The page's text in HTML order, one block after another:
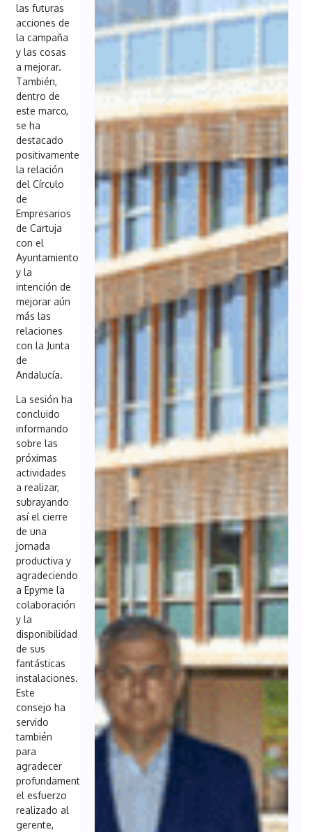
las futuras
acciones de
la campaña
y las cosas
a mejorar.
También,
dentro de
este marco,
se ha
destacado
positivamente
la relación
del Círculo
de
Empresarios
de Cartuja
con el
Ayuntamiento
y la
intención de
mejorar aún
más las
relaciones
con la Junta
de
Andalucía.
La sesión ha
concluido
informando
sobre las
próximas
actividades
a realizar,
subrayando
así el cierre
de una
jornada
productiva y
agradeciendo
a Epyme la
colaboración
y la
disponibilidad
de sus
fantásticas
instalaciones.
Este
consejo ha
servido
también
para
agradecer
profundamente
el esfuerzo
realizado al
gerente,